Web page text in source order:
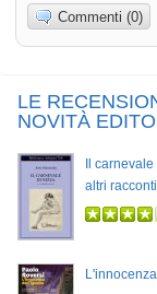
Commenti (0)
LE
NOVITÀ
Il
altri racconti